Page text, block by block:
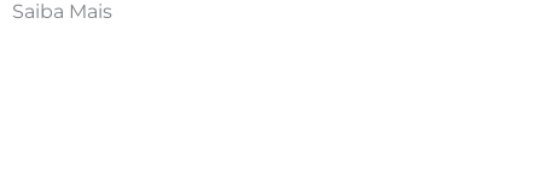
Saiba Mais